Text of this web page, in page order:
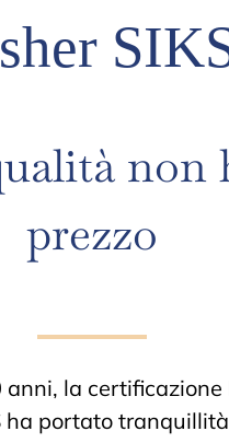
non
prezzo
anni, la certificazione
ha portato